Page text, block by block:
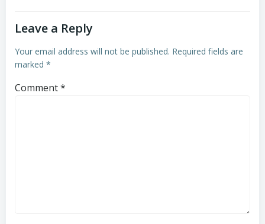
Leave a Reply
Your email address will not be published. Required fields are
marked *
Comment*